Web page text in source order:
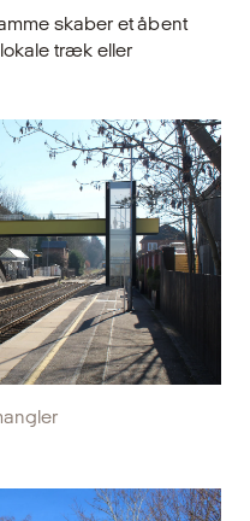
skaber et åbent
træk eller